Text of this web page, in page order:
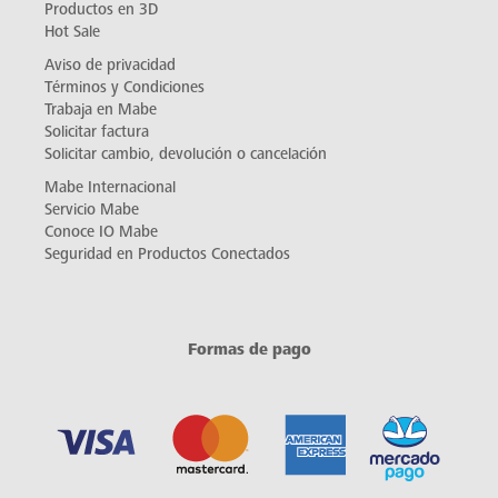
Productos en 3D
Hot Sale
Aviso de privacidad
Términos y Condiciones
Trabaja en Mabe
Solicitar factura
Solicitar cambio, devolución o cancelación
Mabe Internacional
Servicio Mabe
Conoce IO Mabe
Seguridad en Productos Conectados
Formas de pago